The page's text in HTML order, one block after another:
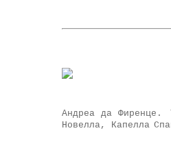
Андреа да Фиренце.
Новелла, Капелла